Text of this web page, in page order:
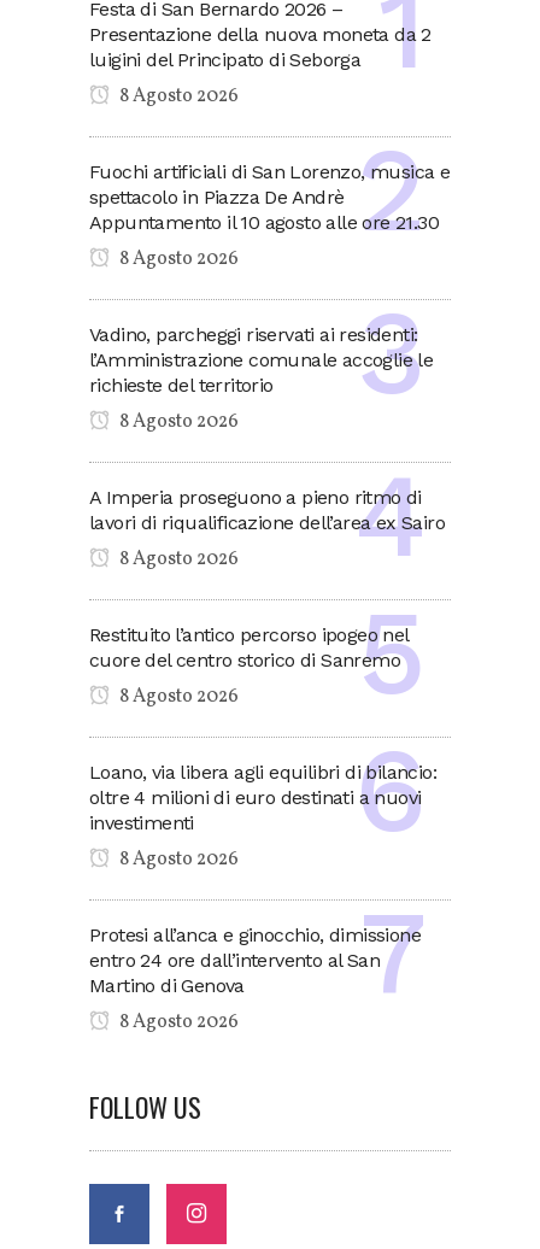
Festa di San Bernardo 2026 –
Presentazione della nuova moneta da 2
luigini del Principato di Seborga
8 Agosto 2026
Fuochi artificiali di San Lorenzo, musica e
spettacolo in Piazza De Andrè
Appuntamento il 10 agosto alle ore 21.30
8 Agosto 2026
Vadino, parcheggi riservati ai residenti:
l’Amministrazione comunale accoglie le
richieste del territorio
8 Agosto 2026
A Imperia proseguono a pieno ritmo di
lavori di riqualificazione dell’area ex Sairo
8 Agosto 2026
Restituito l’antico percorso ipogeo nel
cuore del centro storico di Sanremo
8 Agosto 2026
Loano, via libera agli equilibri di bilancio:
oltre 4 milioni di euro destinati a nuovi
investimenti
8 Agosto 2026
Protesi all’anca e ginocchio, dimissione
entro 24 ore dall’intervento al San
Martino di Genova
8 Agosto 2026
FOLLOW US